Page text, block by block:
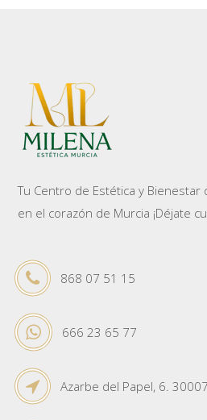
Tu Centro de Estética y Bienestar
en el corazón de Murcia ¡Déjate
868 07 51 15
666 23 65 77
Azarbe del Papel, 6.